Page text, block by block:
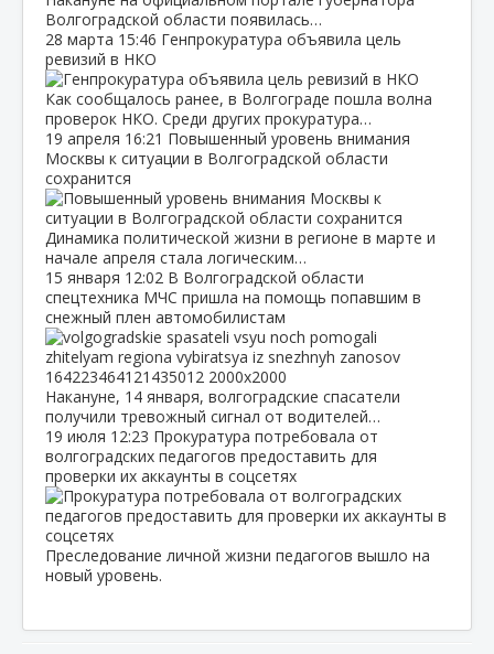
Волгоградской области появилась…
28 марта 15:46 Генпрокуратура объявила цель
ревизий в НКО
Как сообщалось ранее, в Волгограде пошла волна
проверок НКО. Среди других прокуратура…
19 апреля 16:21 Повышенный уровень внимания
Москвы к ситуации в Волгоградской области
сохранится
Динамика политической жизни в регионе в марте и
начале апреля стала логическим…
15 января 12:02 В Волгоградской области
спецтехника МЧС пришла на помощь попавшим в
снежный плен автомобилистам
Накануне, 14 января, волгоградские спасатели
получили тревожный сигнал от водителей…
19 июля 12:23 Прокуратура потребовала от
волгоградских педагогов предоставить для
проверки их аккаунты в соцсетях
Преследование личной жизни педагогов вышло на
новый уровень.